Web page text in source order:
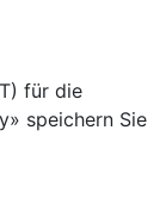
für die
speichern Sie